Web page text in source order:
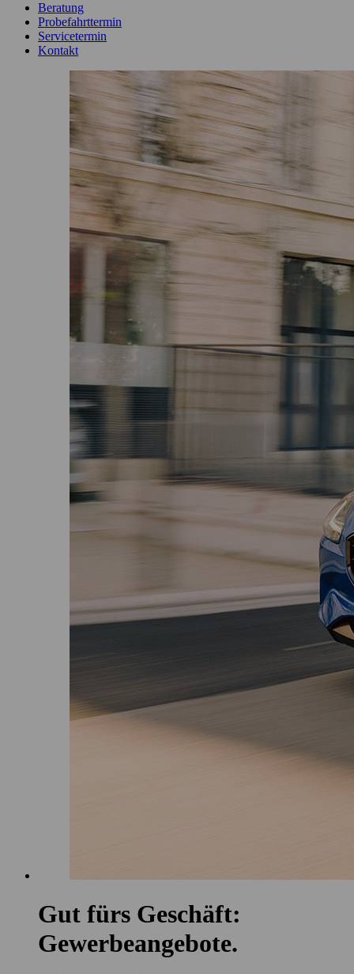
Beratung
Probefahrttermin
Servicetermin
Kontakt
Gut fürs Geschäft:
Gewerbeangebote.